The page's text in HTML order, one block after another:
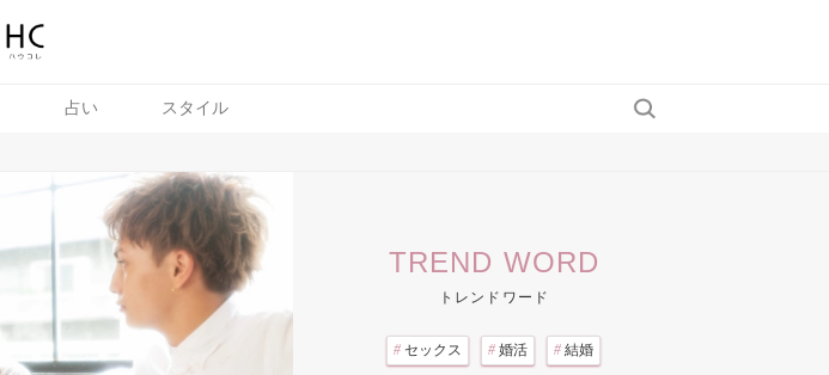
占い スタイル
TREND WORD
トレンドワード
# セックス # 婚活 # 結婚